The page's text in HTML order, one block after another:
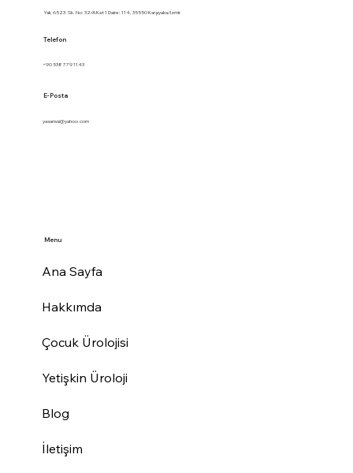
Yalı, 6523. Sk. No: 32/A Kat 1 Daire: 114, 35550 Karşıyaka/İzmir
Telefon
+90 538 779 1143
E-Posta
yasarissi@yahoo.com
Menu
Ana Sayfa
Hakkımda
Çocuk Ürolojisi
Yetişkin Üroloji
Blog
İletişim